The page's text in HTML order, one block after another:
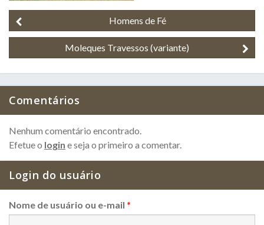
Homens de Fé
Moleques Travessos (variante)
Comentários
Nenhum comentário encontrado.
Efetue o login e seja o primeiro a comentar.
Login do usuário
Nome de usuário ou e-mail *